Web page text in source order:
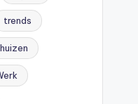
trends